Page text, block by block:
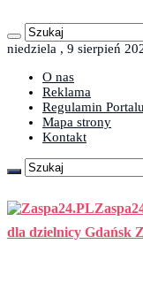
niedziela , 9 sierpień
O nas
Reklama
Regulamin Portalu
Mapa strony
Kontakt
dla dzielnicy Gdańsk